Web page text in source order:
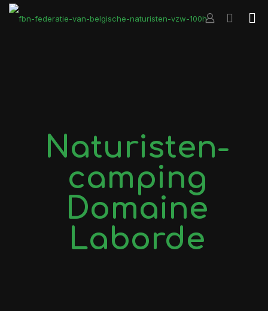
Naturisten-
camping
Domaine
Laborde